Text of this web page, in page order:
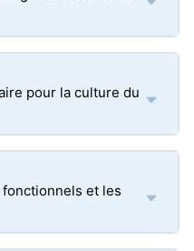
pour la culture du
et les